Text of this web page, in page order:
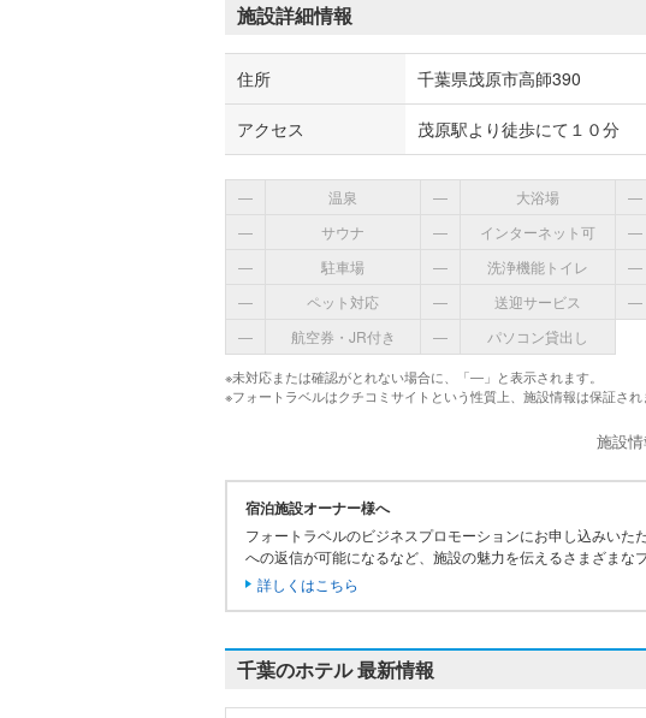
施設詳細情報
住所 千葉県茂原市高師390
アクセス 茂原駅より徒歩にて１０分
― 温泉 ― 大浴場 ―
―
サウナ ― インターネット可 ―
―
駐車場 ― 洗浄機能トイレ ―
―
ペット対応 ― 送迎サービス ―
―
航空券・JR付き ― パソコン貸出し
※未対応または確認がとれない場合に、「―」と表示されます。
※フォートラベルはクチコミサイトという性質上、施設情報は保証さ
施設
宿泊施設オーナー様へ
フォートラベルのビジネスプロモーションにお申し込みいた
への返信が可能になるなど、施設の魅力を伝えるさまざまな
詳しくはこちら
千葉のホテル 最新情報